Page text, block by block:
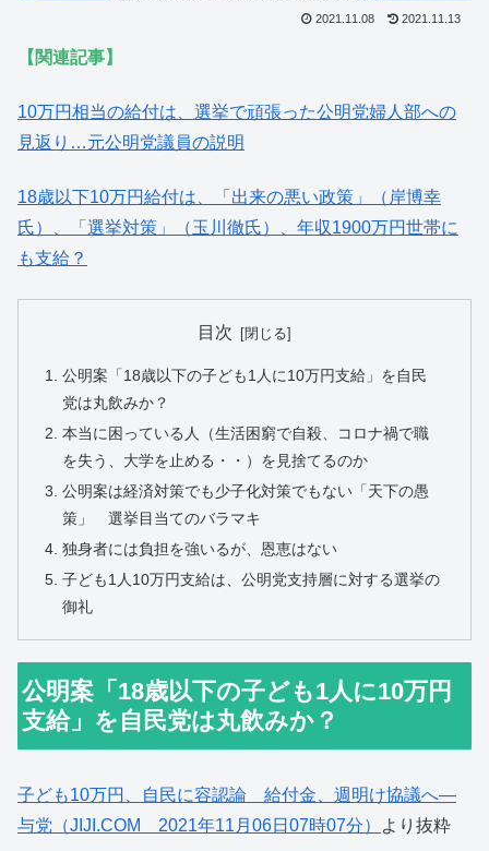
2021.11.08 2021.11.13
【関連記事】
10万円相当の給付は、選挙で頑張った公明党婦人部への
見返り…元公明党議員の説明
18歳以下10万円給付は、「出来の悪い政策」（岸博幸
氏）、「選挙対策」（玉川徹氏）、年収1900万円世帯に
も支給？
目次
公明案「18歳以下の子ども1人に10万円支給」を自民
党は丸飲みか？
本当に困っている人（生活困窮で自殺、コロナ禍で職
を失う、大学を止める・・）を見捨てるのか
公明案は経済対策でも少子化対策でもない「天下の愚
策」 選挙目当てのバラマキ
独身者には負担を強いるが、恩恵はない
子ども1人10万円支給は、公明党支持層に対する選挙の
御礼
公明案「18歳以下の子ども1人に10万円
支給」を自民党は丸飲みか？
子ども10万円、自民に容認論 給付金、週明け協議へ―
与党（JIJI.COM 2021年11月06日07時07分）
より抜粋